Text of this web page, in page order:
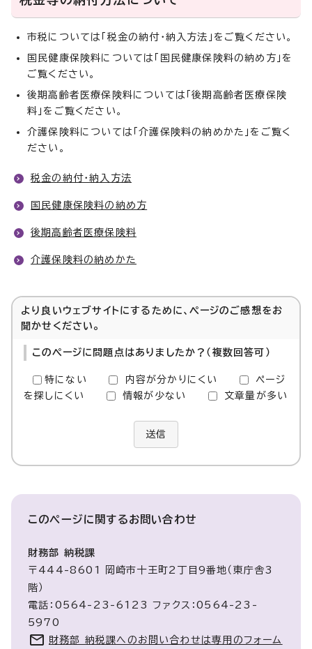
市税については「税金の納付・納入方法」をご覧ください。
国民健康保険料については「国民健康保険料の納め方」を
ご覧ください。
後期高齢者医療保険料については「後期高齢者医療保険
料」をご覧ください。
介護保険料については「介護保険料の納めかた」をご覧く
ださい。
税金の納付・納入方法
国民健康保険料の納め方
後期高齢者医療保険料
介護保険料の納めかた
より良いウェブサイトにするために、ページのご感想をお
聞かせください。
このページに問題点はありましたか？（複数回答可）
特にない 内容が分かりにくい
ページ
を探しにくい
情報が少ない 文章量が多い
送信
このページに関するお問い合わせ
財務部 納税課
〒444-8601 岡崎市十王町2丁目9番地（東庁舎3
階）
電話：0564-23-6123 ファクス：0564-23-
5970
財務部 納税課へのお問い合わせは専用のフォーム